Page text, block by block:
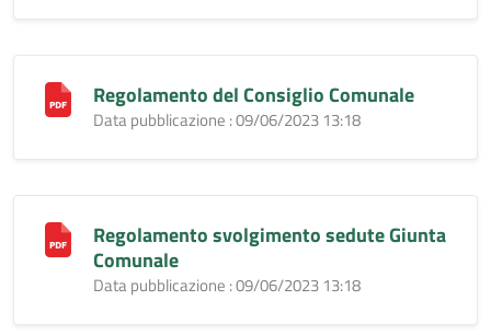
Regolamento del Consiglio Comunale
Data pubblicazione : 09/06/2023 13:18
Regolamento svolgimento sedute Giunta
Comunale
Data pubblicazione : 09/06/2023 13:18